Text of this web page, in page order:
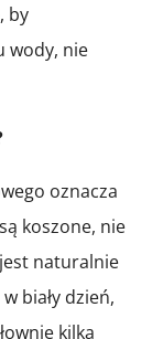
by
wody, nie
oznacza
koszone, nie
naturalnie
biały dzień,
kilka